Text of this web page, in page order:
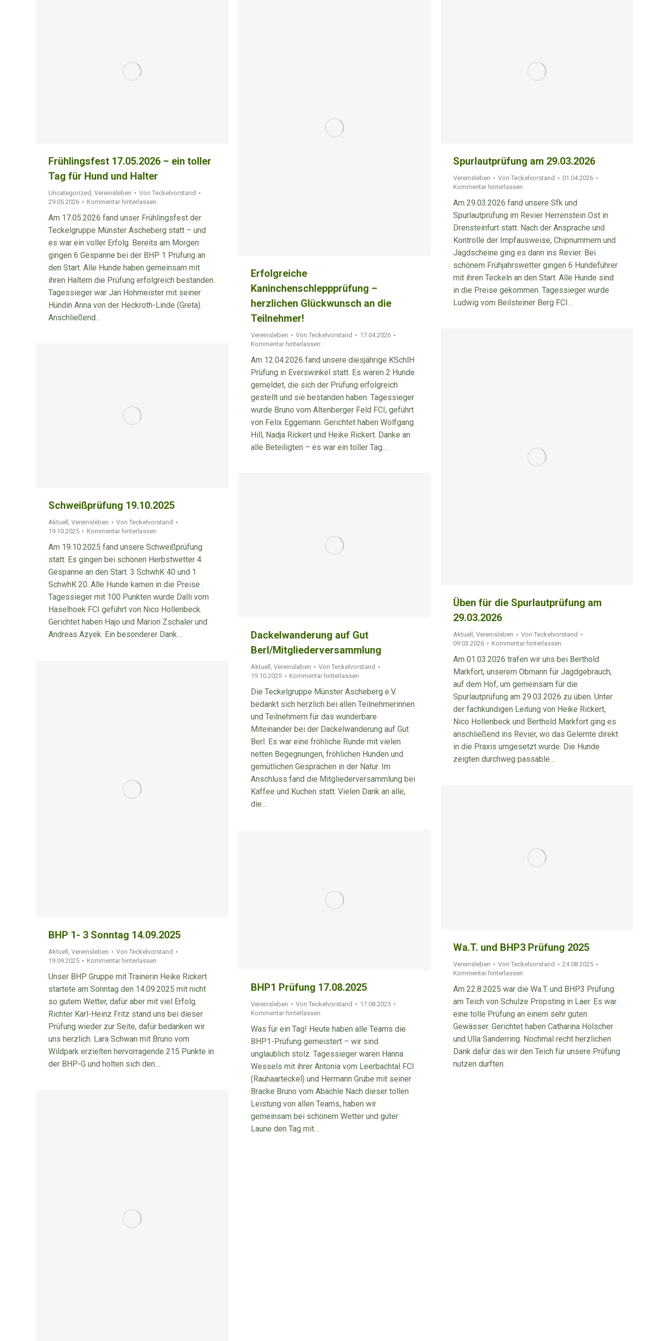
Frühlingsfest 17.05.2026 – ein toller
Tag für Hund und Halter
Uncategorized Vereinsleben Von Teckelvorstand
29.05.2026
Kommentar hinterlassen
Am 17.05.2026 fand unser Frühlingsfest der
Teckelgruppe Münster Ascheberg statt – und
es war ein voller Erfolg. Bereits am Morgen
gingen 6 Gespanne bei der BHP 1 Prüfung an
den Start. Alle Hunde haben gemeinsam mit
ihren Haltern die Prüfung erfolgreich bestanden.
Tagessieger war Jan Hohmeister mit seiner
Hündin Anna von der Heckroth-Linde (Greta).
Anschließend…
Erfolgreiche
Kaninchenschleppprüfung –
herzlichen Glückwunsch an die
Teilnehmer!
Vereinsleben Von Teckelvorstand
17.04.2026
Kommentar hinterlassen
Am 12.04.2026 fand unsere diesjährige KSchlH
Prüfung in Everswinkel statt. Es waren 2 Hunde
gemeldet, die sich der Prüfung erfolgreich
gestellt und sie bestanden haben. Tagessieger
wurde Bruno vom Altenberger Feld FCI, geführt
von Felix Eggemann. Gerichtet haben Wolfgang
Hill, Nadja Rickert und Heike Rickert. Danke an
alle Beteiligten – es war ein toller Tag…
Spurlautprüfung am 29.03.2026
Vereinsleben Von Teckelvorstand
01.04.2026
Kommentar hinterlassen
Am 29.03.2026 fand unsere Sfk und
Spurlautprüfung im Revier Herrenstein Ost in
Drensteinfurt statt. Nach der Ansprache und
Kontrolle der Impfausweise, Chipnummern und
Jagdscheine ging es dann ins Revier. Bei
schönem Frühjahrswetter gingen 6 Hundeführer
mit ihren Teckeln an den Start. Alle Hunde sind
in die Preise gekommen. Tagessieger wurde
Ludwig vom Beilsteiner Berg FCI…
Üben für die Spurlautprüfung am
29.03.2026
Aktuell Vereinsleben Von Teckelvorstand
09.03.2026
Kommentar hinterlassen
Am 01.03.2026 trafen wir uns bei Berthold
Markfort, unserem Obmann für Jagdgebrauch,
auf dem Hof, um gemeinsam für die
Spurlautprüfung am 29.03.2026 zu üben. Unter
der fachkundigen Leitung von Heike Rickert,
Nico Hollenbeck und Berthold Markfort ging es
anschließend ins Revier, wo das Gelernte direkt
in die Praxis umgesetzt wurde. Die Hunde
zeigten durchweg passable…
Schweißprüfung 19.10.2025
Aktuell Vereinsleben Von Teckelvorstand
19.10.2025
Kommentar hinterlassen
Am 19.10.2025 fand unsere Schweißprüfung
statt. Es gingen bei schönen Herbstwetter 4
Gespanne an den Start. 3 SchwhK 40 und 1
SchwhK 20. Alle Hunde kamen in die Preise .
Tagessieger mit 100 Punkten wurde Dalli vom
Haselhoek FCI geführt von Nico Hollenbeck.
Gerichtet haben Hajo und Marion Zschaler und
Andreas Azyek. Ein besonderer Dank…
Dackelwanderung auf Gut
Berl/Mitgliederversammlung
Aktuell Vereinsleben Von Teckelvorstand
19.10.2025
Kommentar hinterlassen
Die Teckelgruppe Münster Ascheberg e.V.
bedankt sich herzlich bei allen Teilnehmerinnen
und Teilnehmern für das wunderbare
Miteinander bei der Dackelwanderung auf Gut
Berl. Es war eine fröhliche Runde mit vielen
netten Begegnungen, fröhlichen Hunden und
gemütlichen Gesprächen in der Natur. Im
Anschluss fand die Mitgliederversammlung bei
Kaffee und Kuchen statt. Vielen Dank an alle,
die…
BHP 1- 3 Sonntag 14.09.2025
Aktuell Vereinsleben Von Teckelvorstand
19.09.2025
Kommentar hinterlassen
Unser BHP Gruppe mit Trainerin Heike Rickert
startete am Sonntag den 14.09.2025 mit nicht
so gutem Wetter, dafür aber mit viel Erfolg.
Richter Karl-Heinz Fritz stand uns bei dieser
Prüfung wieder zur Seite, dafür bedanken wir
uns herzlich. Lara Schwan mit Bruno vom
Wildpark erzielten hervorragende 215 Punkte in
der BHP-G und holten sich den…
Wa.T. und BHP3 Prüfung 2025
Vereinsleben Von Teckelvorstand
24.08.2025
Kommentar hinterlassen
Am 22.8.2025 war die Wa.T. und BHP3 Prüfung
am Teich von Schulze Pröpsting in Laer. Es war
eine tolle Prüfung an einem sehr guten
Gewässer. Gerichtet haben Catharina Hölscher
und Ulla Sanderring. Nochmal recht herzlichen
Dank dafür das wir den Teich für unsere Prüfung
nutzen durften.
BHP1 Prüfung 17.08.2025
Vereinsleben Von Teckelvorstand
17.08.2025
Kommentar hinterlassen
Was für ein Tag! Heute haben alle Teams die
BHP1-Prüfung gemeistert – wir sind
unglaublich stolz. Tagessieger waren Hanna
Wessels mit ihrer Antonia vom Leerbachtal FCI
(Rauhaarteckel) und Hermann Grube mit seiner
Bracke Bruno vom Abächle Nach dieser tollen
Leistung von allen Teams, haben wir
gemeinsam bei schönem Wetter und guter
Laune den Tag mit…